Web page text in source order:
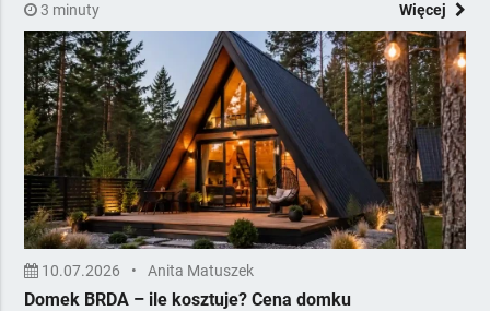
3 minuty Więcej
10.07.2026 • Anita Matuszek
Domek BRDA – ile kosztuje? Cena domku